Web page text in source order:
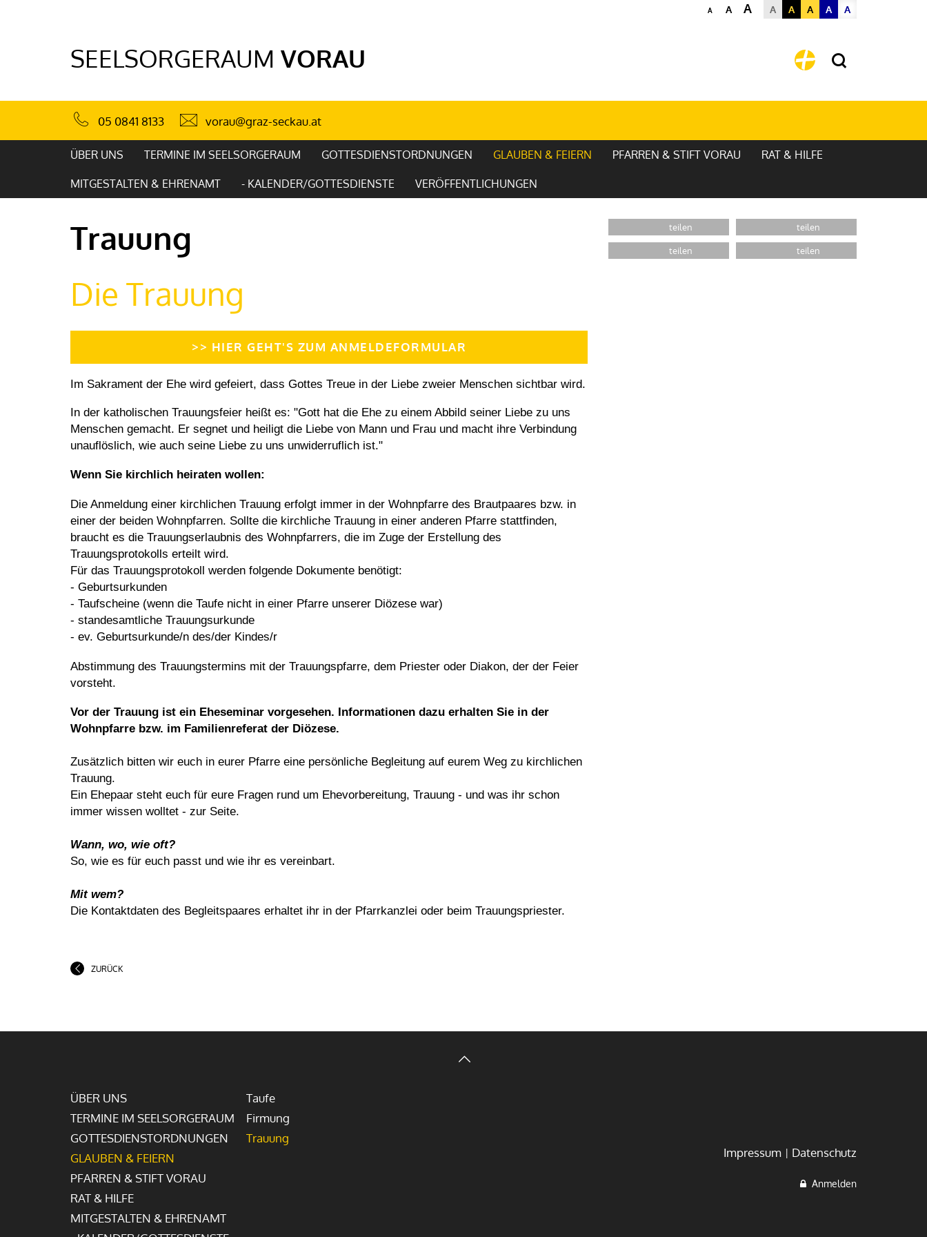
A A A A A A A A
SEELSORGERAUM VORAU
05 0841 8133 vorau@graz-seckau.at
ÜBER UNS TERMINE IM SEELSORGERAUM GOTTESDIENSTORDNUNGEN GLAUBEN & FEIERN PFARREN & STIFT VORAU RAT & HILFE
MITGESTALTEN & EHRENAMT - KALENDER/GOTTESDIENSTE VERÖFFENTLICHUNGEN
Trauung
Die Trauung
>> HIER GEHT'S ZUM ANMELDEFORMULAR
Im Sakrament der Ehe wird gefeiert, dass Gottes Treue in der Liebe zweier Menschen sichtbar wird.
In der katholischen Trauungsfeier heißt es: "Gott hat die Ehe zu einem Abbild seiner Liebe zu uns
Menschen gemacht. Er segnet und heiligt die Liebe von Mann und Frau und macht ihre Verbindung
unauflöslich, wie auch seine Liebe zu uns unwiderruflich ist."
Wenn Sie kirchlich heiraten wollen:
Die Anmeldung einer kirchlichen Trauung erfolgt immer in der Wohnpfarre des Brautpaares bzw. in
einer der beiden Wohnpfarren. Sollte die kirchliche Trauung in einer anderen Pfarre stattfinden,
braucht es die Trauungserlaubnis des Wohnpfarrers, die im Zuge der Erstellung des
Trauungsprotokolls erteilt wird.
Für das Trauungsprotokoll werden folgende Dokumente benötigt:
- Geburtsurkunden
- Taufscheine (wenn die Taufe nicht in einer Pfarre unserer Diözese war)
- standesamtliche Trauungsurkunde
- ev. Geburtsurkunde/n des/der Kindes/r
Abstimmung des Trauungstermins mit der Trauungspfarre, dem Priester oder Diakon, der der Feier
vorsteht.
Vor der Trauung ist ein Eheseminar vorgesehen. Informationen dazu erhalten Sie in der
Wohnpfarre bzw. im Familienreferat der Diözese.
Zusätzlich bitten wir euch in eurer Pfarre eine persönliche Begleitung auf eurem Weg zu kirchlichen
Trauung.
Ein Ehepaar steht euch für eure Fragen rund um Ehevorbereitung, Trauung - und was ihr schon
immer wissen wolltet - zur Seite.
Wann, wo, wie oft?
So, wie es für euch passt und wie ihr es vereinbart.
Mit wem?
Die Kontaktdaten des Begleitspaares erhaltet ihr in der Pfarrkanzlei oder beim Trauungspriester.
ZURÜCK
ÜBER UNS
TERMINE IM SEELSORGERAUM
GOTTESDIENSTORDNUNGEN
GLAUBEN & FEIERN
Taufe
Firmung
Trauung
PFARREN & STIFT VORAU
RAT & HILFE
MITGESTALTEN & EHRENAMT
Impressum Datenschutz
Anmelden